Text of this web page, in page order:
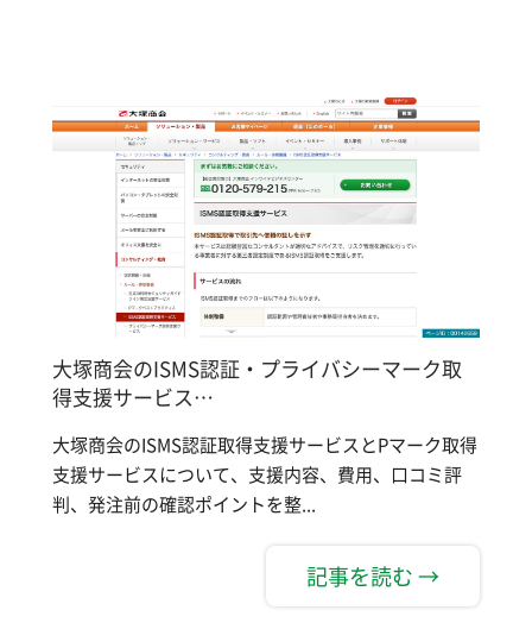
大塚商会のISMS認証・プライバシーマーク取
得支援サービス…
大塚商会のISMS認証取得支援サービスとPマーク取得
支援サービスについて、支援内容、費用、口コミ評
判、発注前の確認ポイントを整...
記事を読む →